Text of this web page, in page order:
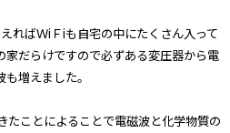
ればＷiＦiも自宅の中にたくさん入って
家だらけですので必ずある変圧器から電
増えました。
たことによることで電磁波と化学物質の